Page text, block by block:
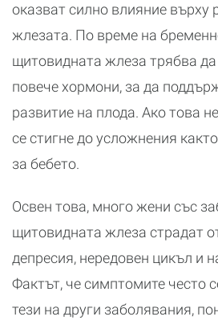
оказват силно влияние върху
жлезата. По време на
щитовидната жлеза трябва
повече хормони, за да
развитие на плода. Ако това
се стигне до усложнения
за бебето.
Освен това, много жени със
щитовидната жлеза страдат
депресия, нередовен цикъл и
Фактът, че симптомите често
тези на други заболявания,